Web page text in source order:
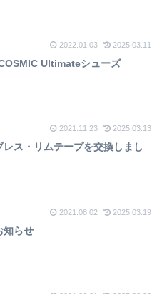
2022.01.03 2025.03.11
Ultimateシューズ
2021.11.23 2025.03.13
レス・リムテープを交換しまし
2021.08.02 2025.03.19
知らせ